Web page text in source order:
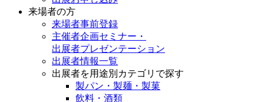
来場者の方
来場者事前登録
主催者企画セミナー・
出展者プレゼンテーション
出展者情報一覧
出展者を用途別カテゴリで探す
製パン・製麺・製菓
飲料・酒類